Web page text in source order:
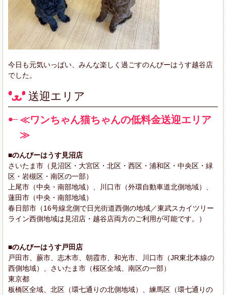
今日も元気いっぱい、みんな楽しく過ごすのんびーはうす越谷店
でした。
送迎エリア
≪ワンちゃん猫ちゃんの低料金送迎エリア
≫
■のんびーはうす見沼店
さいたま市（見沼区・大宮区・北区・西区・浦和区・中央区・緑
区・岩槻区・南区の一部）
上尾市（中央・南部地域）、川口市（外環自動車道北側地域）、
蓮田市（中央・南部地域）
春日部市（16号線北側で日光街道西側の地域／東武スカイツリー
ライン西側地域は見沼店・越谷店両方のご利用が可能です。）
■のんびーはうす戸田店
戸田市、蕨市、志木市、朝霞市、和光市、川口市（JR東北本線の
西側地域）、さいたま市（桜区全域、南区の一部）
東京都
板橋区全域、北区（環七通りの北側地域）、練馬区（環七通りの